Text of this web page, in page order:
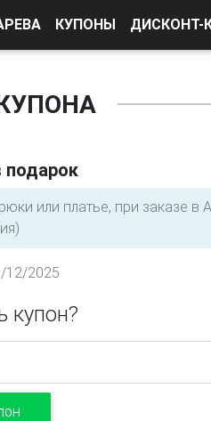
КУПОНЫ ДИСКОНТ-
или платье, при заказе в
12/2025
купон?